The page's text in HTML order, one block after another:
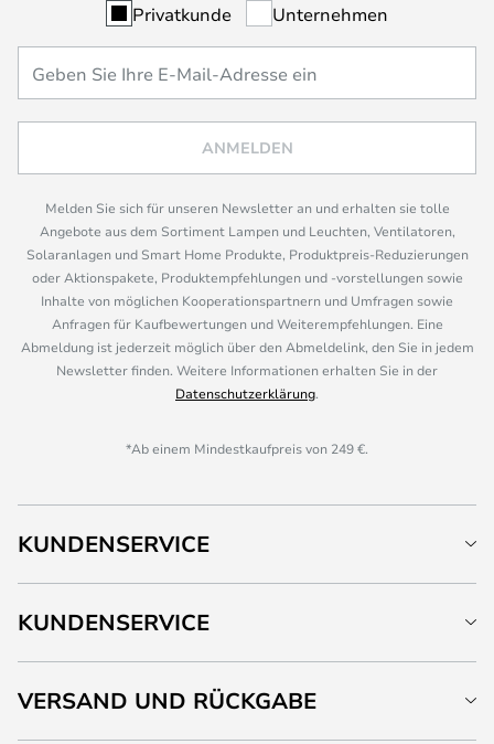
Privatkunde Unternehmen
ANMELDEN
Melden Sie sich für unseren Newsletter an und erhalten sie tolle
Angebote aus dem Sortiment Lampen und Leuchten, Ventilatoren,
Solaranlagen und Smart Home Produkte, Produktpreis-Reduzierungen
oder Aktionspakete, Produktempfehlungen und -vorstellungen sowie
Inhalte von möglichen Kooperationspartnern und Umfragen sowie
Anfragen für Kaufbewertungen und Weiterempfehlungen. Eine
Abmeldung ist jederzeit möglich über den Abmeldelink, den Sie in jedem
Newsletter finden. Weitere Informationen erhalten Sie in der
Datenschutzerklärung.
*Ab einem Mindestkaufpreis von 249 €.
KUNDENSERVICE
KUNDENSERVICE
VERSAND UND RÜCKGABE